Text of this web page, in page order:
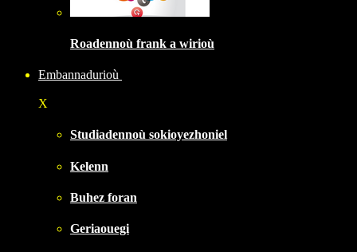
Roadennoù frank a wirioù
Embannadurioù
X
Studiadennoù sokioyezhoniel
Kelenn
Buhez foran
Geriaouegi